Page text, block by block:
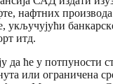
нафтних
укључујући
итд.
да ће у потпуности
или ограничена